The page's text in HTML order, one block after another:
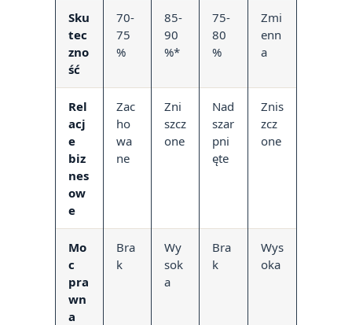
Sku
tec
zno
ść
70-
75
%
85-
90
%*
75-
80
%
Zmi
enn
a
Rel
acj
e
biz
nes
ow
e
Zac
ho
wa
ne
Zni
szcz
one
Nad
szar
pni
ęte
Znis
zcz
one
Mo
c
pra
wn
a
Bra
k
Wy
sok
a
Bra
k
Wys
oka